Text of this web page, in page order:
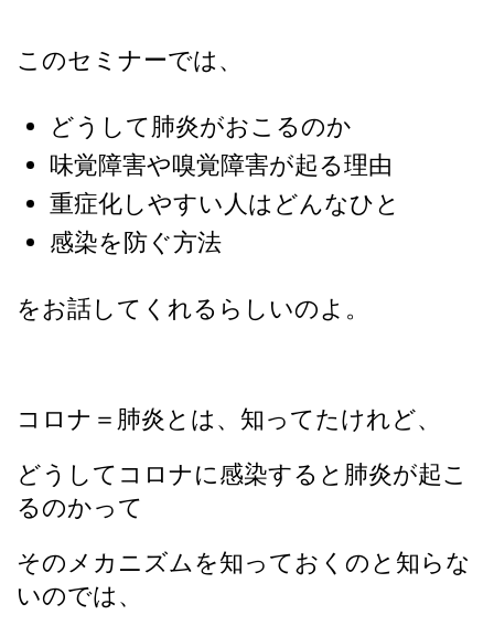
このセミナーでは、
どうして肺炎がおこるのか
味覚障害や嗅覚障害が起る理由
重症化しやすい人はどんなひと
感染を防ぐ方法
をお話してくれるらしいのよ。
コロナ＝肺炎とは、知ってたけれど、
どうしてコロナに感染すると肺炎が起こ
るのかって
そのメカニズムを知っておくのと知らな
いのでは、